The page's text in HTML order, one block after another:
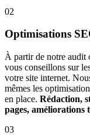
02
Optimisations
À partir de notre audit
vous conseillons sur
votre site internet.
mêmes les
en place. Rédaction,
pages, améliorations
03